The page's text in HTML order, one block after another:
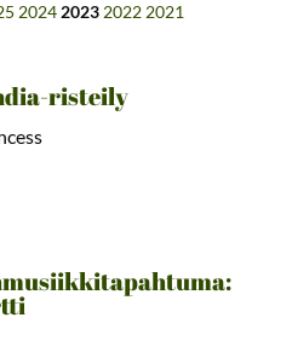
2024 2023 2022 2021
risteily